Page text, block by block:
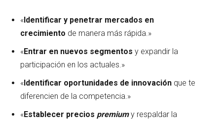
« Identificar y penetrar mercados en
crecimiento de manera más rápida.»
«Entrar en nuevos segmentos y expandir la
participación en los actuales.»
« Identificar oportunidades de innovación que te
diferencien de la competencia.»
«Establecer precios premiumy respaldar la